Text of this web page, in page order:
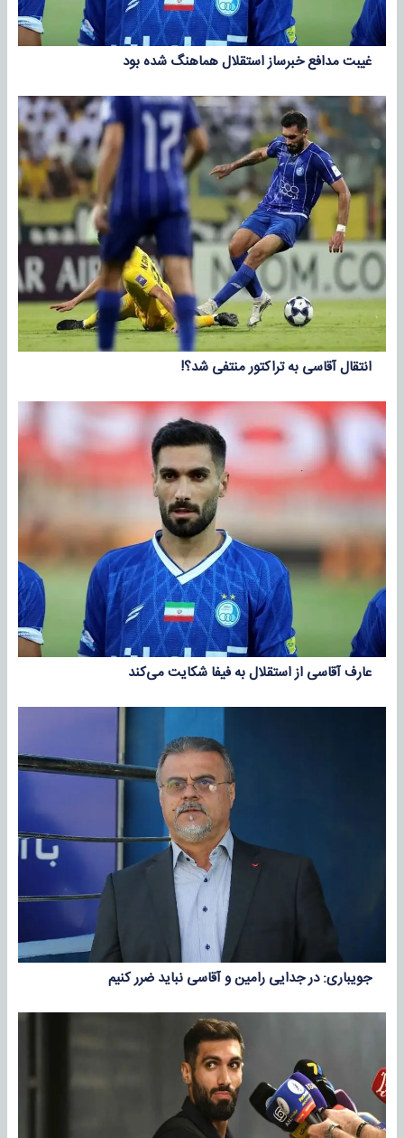
غیبت مدافع خبرساز استقلال هماهنگ شده بود
انتقال آقاسی به تراکتور منتفی شد؟!
عارف آقاسی از استقلال به فیفا شکایت می‌کند
جویباری: در جدایی رامین و آقاسی نباید ضرر کنیم